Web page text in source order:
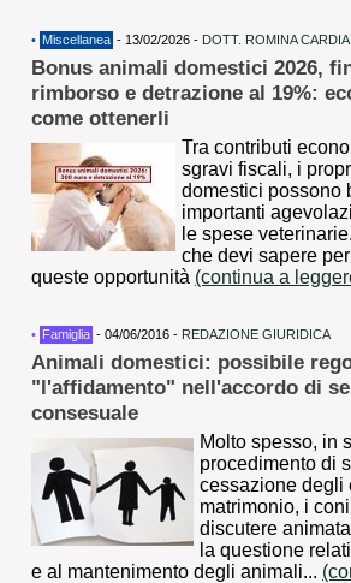
• Miscellanea - 13/02/2026 - DOTT. ROMINA CARDIA
Bonus animali domestici 2026,
rimborso e detrazione al 19%:
come ottenerli
Tra contributi
sgravi fiscali, i
domestici possono
importanti
le spese
che devi sapere
queste opportunità (continua a
• Famiglia - 04/06/2016 - REDAZIONE GIURIDICA
Animali domestici: possibile
"l'affidamento" nell'accordo di
consesuale
Molto spesso, in
procedimento di
cessazione degli
matrimonio, i
discutere
la questione
e al mantenimento degli animali...